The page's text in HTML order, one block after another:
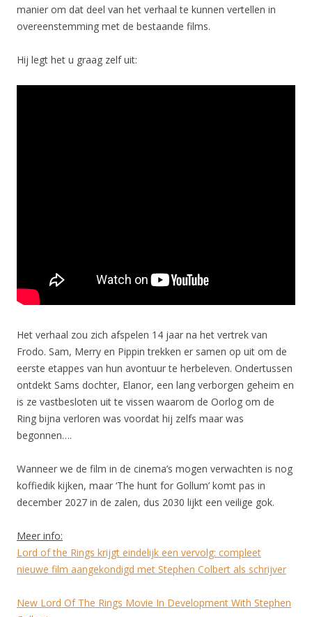
manier om dat deel van het verhaal te kunnen vertellen in
overeenstemming met de bestaande films.
Hij legt het u graag zelf uit:
Het verhaal zou zich afspelen 14 jaar na het vertrek van
Frodo. Sam, Merry en Pippin trekken er samen op uit om de
eerste etappes van hun avontuur te herbeleven. Ondertussen
ontdekt Sams dochter, Elanor, een lang verborgen geheim en
is ze vastbesloten uit te vissen waarom de Oorlog om de
Ring bijna verloren was voordat hij zelfs maar was
begonnen….
Wanneer we de film in de cinema’s mogen verwachten is nog
koffiedik kijken, maar ‘The hunt for Gollum’ komt pas in
december 2027 in de zalen, dus 2030 lijkt een veilige gok.
Meer info:
Lord of the Rings krijgt eindelijk een vervolg: compleet
nieuwe film aangekondigd met Stephen Colbert als schrijver
New Lord Of The Rings Movie In Development With Stephen